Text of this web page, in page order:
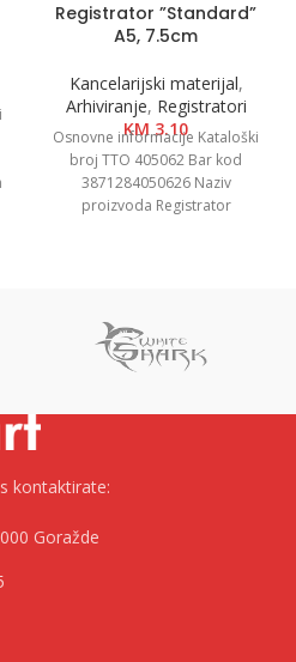
Registrator ”Standard”
A5, 7.5cm
Kancelarijski materijal,
Arhiviranje, Registratori
KM3.10
Osnovne informacije Kataloški
broj TTO 405062 Bar kod
3871284050626 Naziv
proizvoda Registrator
kontaktirate:
Goražde